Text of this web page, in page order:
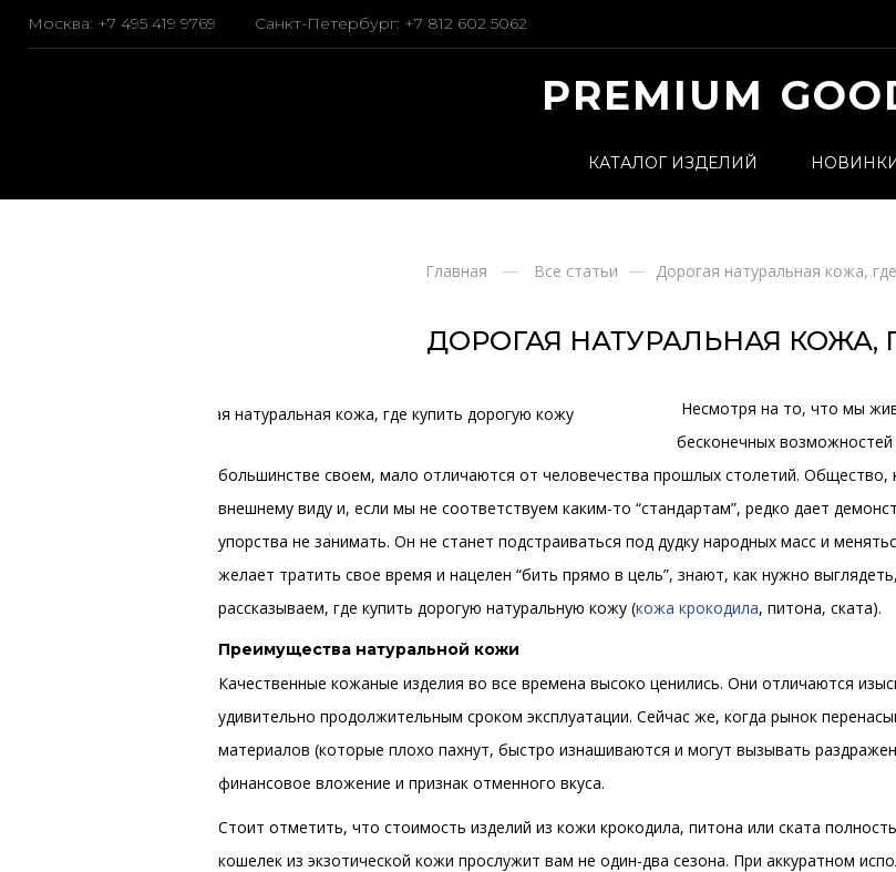
Москва: +7 495 419 9769 Санкт-Петербург: +7 812 602 5062
PREMIUM
КАТАЛОГ ИЗДЕЛИЙ
Главная Все статьи Дорогая натуральная кожа,
ДОРОГАЯ НАТУРАЛЬНАЯ КОЖА,
Несмотря на то, что мы
бесконечных
большинстве своем, мало отличаются от человечества прошлых столетий. Общество,
внешнему виду и, если мы не соответствуем каким-то “стандартам”, редко дает
упорства не занимать. Он не станет подстраиваться под дудку народных масс и
желает тратить свое время и нацелен “бить прямо в цель”, знают, как нужно
рассказываем, где купить дорогую натуральную кожу (кожа крокодила, питона, ската).
Преимущества натуральной кожи
Качественные кожаные изделия во все времена высоко ценились. Они отличаются
удивительно продолжительным сроком эксплуатации. Сейчас же, когда рынок
материалов (которые плохо пахнут, быстро изнашиваются и могут вызывать
финансовое вложение и признак отменного вкуса.
Стоит отметить, что стоимость изделий из кожи крокодила, питона или ската
кошелек из экзотической кожи прослужит вам не один-два сезона. При аккуратном